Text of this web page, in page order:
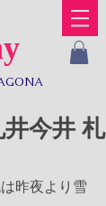
井今井 札
昨夜より雪